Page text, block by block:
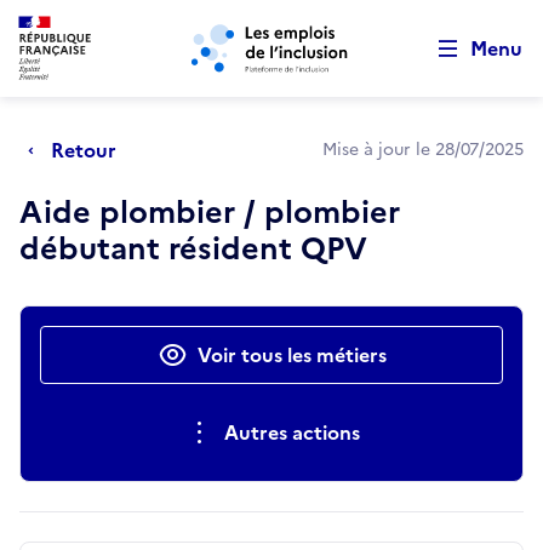
Aller au menu principal Aller au contenu principal
Menu
Retour Mise à jour le 28/07/2025
Aide plombier / plombier
débutant résident QPV
Actions rapidesVoir tous les métiers
Autres actions
Retour au début de la page
Panneau de gestion des cookies